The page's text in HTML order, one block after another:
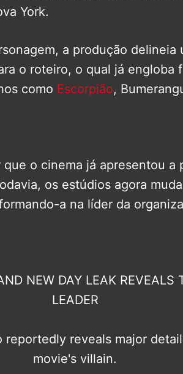
York.
a produção delineia
o roteiro, o qual já engloba
como Escorpião,
o cinema já apresentou a
os estúdios agora
a na líder da
NEW DAY LEAK REVEALS
LEADER
reportedly reveals major
movie's villain.